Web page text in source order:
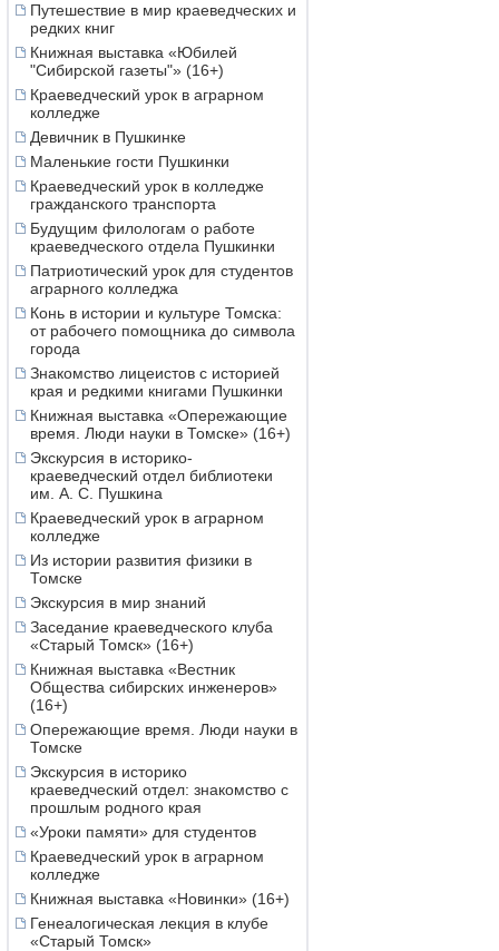
Путешествие в мир краеведческих и
редких книг
Книжная выставка «Юбилей
"Сибирской газеты"» (16+)
Краеведческий урок в аграрном
колледже
Девичник в Пушкинке
Маленькие гости Пушкинки
Краеведческий урок в колледже
гражданского транспорта
Будущим филологам о работе
краеведческого отдела Пушкинки
Патриотический урок для студентов
аграрного колледжа
Конь в истории и культуре Томска:
от рабочего помощника до символа
города
Знакомство лицеистов с историей
края и редкими книгами Пушкинки
Книжная выставка «Опережающие
время. Люди науки в Томске» (16+)
Экскурсия в историко-
краеведческий отдел библиотеки
им. А. С. Пушкина
Краеведческий урок в аграрном
колледже
Из истории развития физики в
Томске
Экскурсия в мир знаний
Заседание краеведческого клуба
«Старый Томск» (16+)
Книжная выставка «Вестник
Общества сибирских инженеров»
(16+)
Опережающие время. Люди науки в
Томске
Экскурсия в историко
краеведческий отдел: знакомство с
прошлым родного края
«Уроки памяти» для студентов
Краеведческий урок в аграрном
колледже
Книжная выставка «Новинки» (16+)
Генеалогическая лекция в клубе
«Старый Томск»